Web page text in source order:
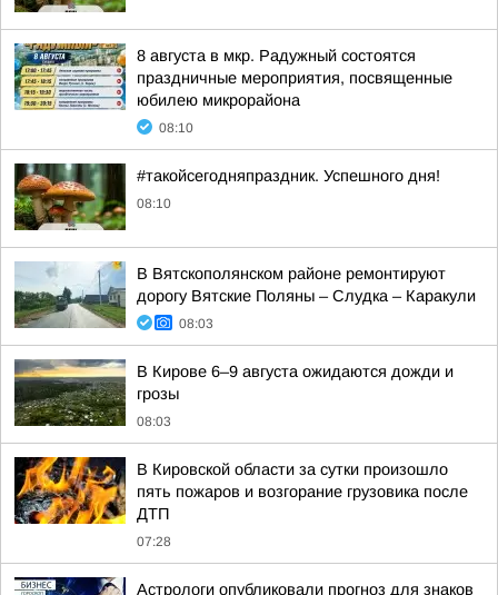
8 августа в мкр. Радужный состоятся
праздничные мероприятия, посвященные
юбилею микрорайона
08:10
#такойсегодняпраздник. Успешного дня!
08:10
В Вятскополянском районе ремонтируют
дорогу Вятские Поляны – Слудка – Каракули
08:03
В Кирове 6–9 августа ожидаются дожди и
грозы
08:03
В Кировской области за сутки произошло
пять пожаров и возгорание грузовика после
ДТП
07:28
Астрологи опубликовали прогноз для знаков